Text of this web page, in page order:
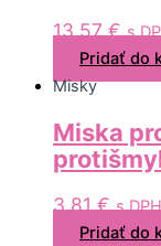
13,57€ s
Pridať do
Misky
Miska
3,81€ s DPH
Pridať do